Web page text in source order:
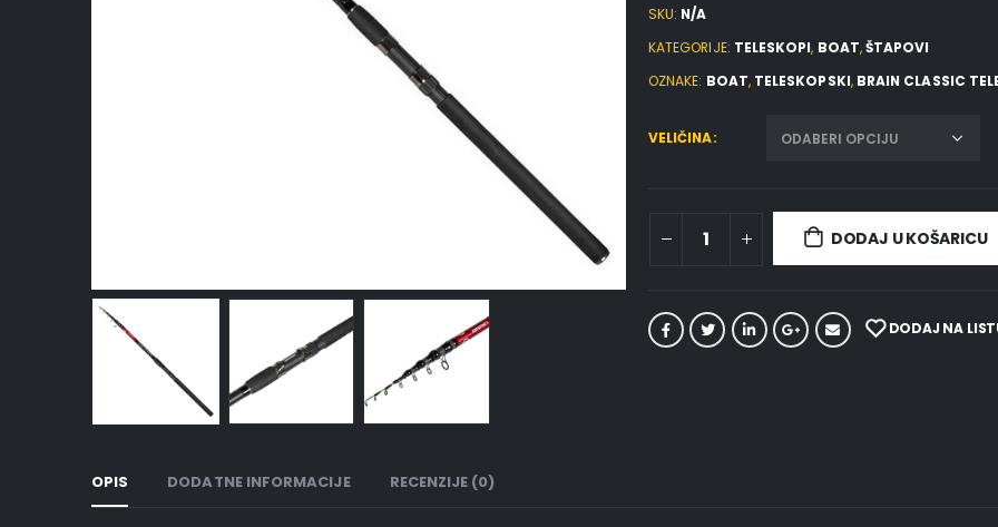
SKU: N/A
KATEGORIJE: TELESKOPI, BOAT,ŠTAPOVI
OZNAKE: BOAT, TELESKOPSKI, BRAIN CLASSIC
VELIČINA
DODAJ U KOŠARICU
DODAJ NA
OPIS DODATNE INFORMACIJE RECENZIJE (0)